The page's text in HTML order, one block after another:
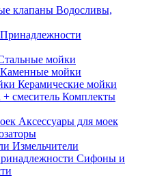
Водосливы,
Принадлежности
мойки
Каменные мойки
Керамические мойки
Комплекты
Аксессуары для моек
Измельчители
Сифоны и